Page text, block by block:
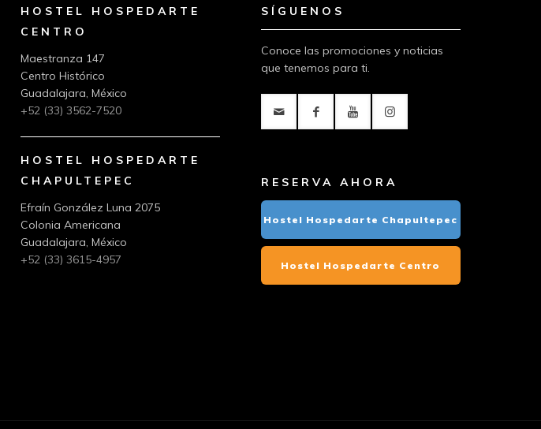
HOSTEL HOSPEDARTE
CENTRO
Maestranza 147
Centro Histórico
Guadalajara, México
+52 (33) 3562-7520
HOSTEL HOSPEDARTE
CHAPULTEPEC
Efraín González Luna 2075
Colonia Americana
Guadalajara, México
+52 (33) 3615-4957
SÍGUENOS
Conoce las promociones y noticias
que tenemos para ti.
RESERVA AHORA
Hostel Hospedarte Chapultepec
Hostel Hospedarte Centro